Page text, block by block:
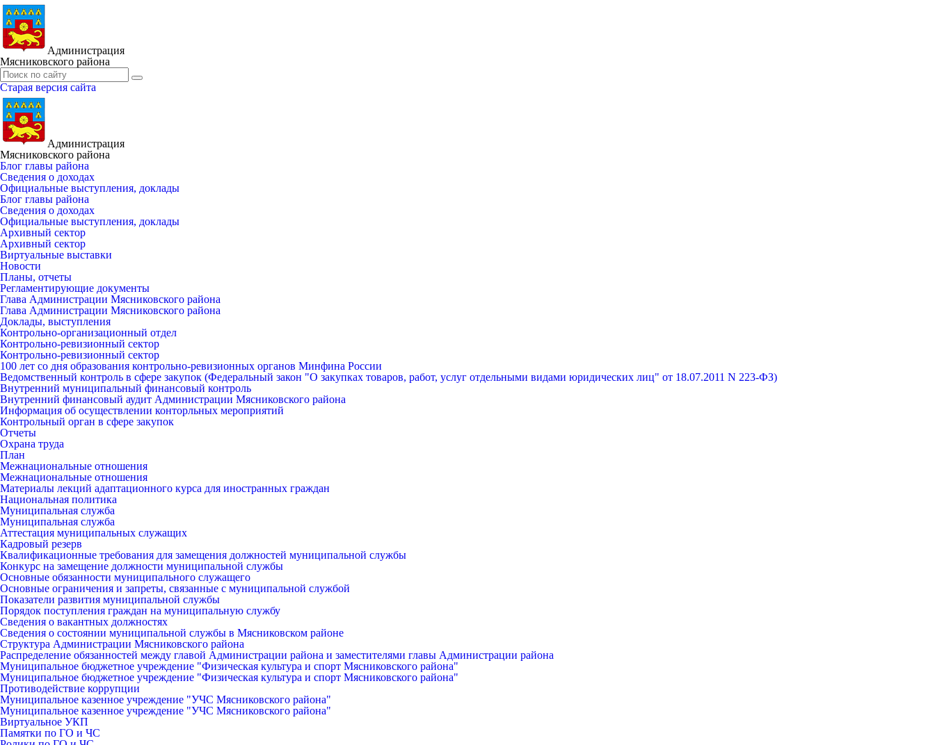
Администрация
Мясниковского района
Старая версия сайта
Администрация
Мясниковского района
Блог главы района
Сведения о доходах
Официальные выступления, доклады
Блог главы района
Сведения о доходах
Официальные выступления, доклады
Архивный сектор
Архивный сектор
Виртуальные выставки
Новости
Планы, отчеты
Регламентирующие документы
Глава Администрации Мясниковского района
Глава Администрации Мясниковского района
Доклады, выступления
Контрольно-организационный отдел
Контрольно-ревизионный сектор
Контрольно-ревизионный сектор
100 лет со дня образования контрольно-ревизионных органов Минфина России
Ведомственный контроль в сфере закупок (Федеральный закон "О закупках товаров, работ, услуг отдельными видами юридических лиц" от 18.07.2011 N 223-ФЗ)
Внутренний муниципальный финансовый контроль
Внутренний финансовый аудит Администрации Мясниковского района
Информация об осуществлении конторльных мероприятий
Контрольный орган в сфере закупок
Отчеты
Охрана труда
План
Межнациональные отношения
Межнациональные отношения
Материалы лекций адаптационного курса для иностранных граждан
Национальная политика
Муниципальная служба
Муниципальная служба
Аттестация муниципальных служащих
Кадровый резерв
Квалификационные требования для замещения должностей муниципальной службы
Конкурс на замещение должности муниципальной службы
Основные обязанности муниципального служащего
Основные ограничения и запреты, связанные с муниципальной службой
Показатели развития муниципальной службы
Порядок поступления граждан на муниципальную службу
Сведения о вакантных должностях
Сведения о состоянии муниципальной службы в Мясниковском районе
Структура Администрации Мясниковского района
Распределение обязанностей между главой Администрации района и заместителями главы Администрации района
Муниципальное бюджетное учреждение "Физическая культура и спорт Мясниковского района"
Муниципальное бюджетное учреждение "Физическая культура и спорт Мясниковского района"
Противодействие коррупции
Муниципальное казенное учреждение "УЧС Мясниковского района"
Муниципальное казенное учреждение "УЧС Мясниковского района"
Виртуальное УКП
Памятки по ГО и ЧС